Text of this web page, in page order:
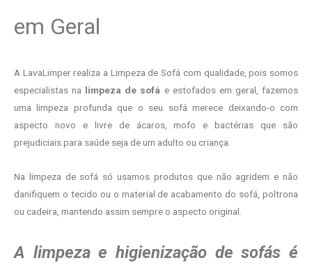
em Geral
A LavaLimper realiza a Limpeza de Sofá com qualidade, pois somos
especialistas na limpeza de sofá e estofados em geral, fazemos
uma limpeza profunda que o seu sofá merece deixando-o com
aspecto novo e livre de ácaros, mofo e bactérias que são
prejudiciais para saúde seja de um adulto ou criança.
Na limpeza de sofá só usamos produtos que não agridem e não
danifiquem o tecido ou o material de acabamento do sofá, poltrona
ou cadeira, mantendo assim sempre o aspecto original.
A limpeza e higienização de sofás é